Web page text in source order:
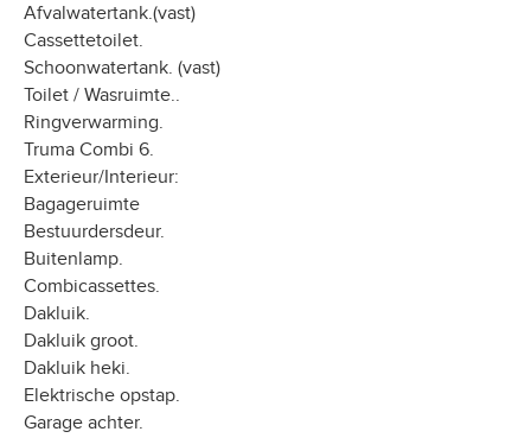
Afvalwatertank.(vast)
Cassettetoilet.
Schoonwatertank. (vast)
Toilet / Wasruimte..
Ringverwarming.
Truma Combi 6.
Exterieur/Interieur:
Bagageruimte
Bestuurdersdeur.
Buitenlamp.
Combicassettes.
Dakluik.
Dakluik groot.
Dakluik heki.
Elektrische opstap.
Garage achter.